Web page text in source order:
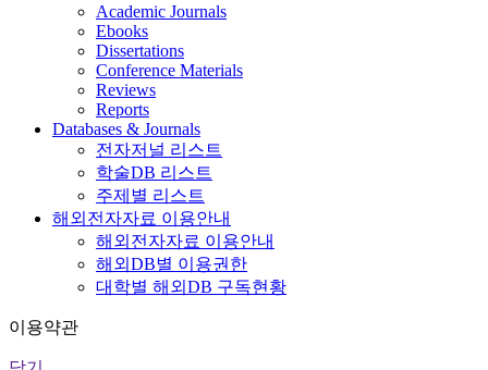
Academic Journals
Ebooks
Dissertations
Conference Materials
Reviews
Reports
Databases & Journals
전자저널 리스트
학술DB 리스트
주제별 리스트
해외전자자료 이용안내
해외전자자료 이용안내
해외DB별 이용권한
대학별 해외DB 구독현황
이용약관